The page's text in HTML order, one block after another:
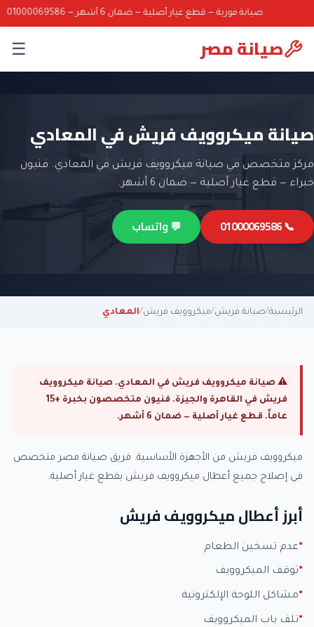
صيانة فورية — قطع غيار أصلية — ضمان 6 أشهر — 01000069586
صيانة مصر ☰
صيانة ميكروويف فريش في المعادي
مركز متخصص في صيانة ميكروويف فريش في المعادي. فنيون
خبراء — قطع غيار أصلية — ضمان 6 أشهر.
📞 01000069586 💬 واتساب
الرئيسية/صيانة فريش/ميكروويف فريش/المعادي
⚠ صيانة ميكروويف فريش في المعادي. صيانة ميكروويف
فريش في القاهرة والجيزة. فنيون متخصصون بخبرة +15
عاماً. قطع غيار أصلية — ضمان 6 أشهر.
ميكروويف فريش من الأجهزة الأساسية. فريق صيانة مصر متخصص
في إصلاح جميع أعطال ميكروويف فريش بقطع غيار أصلية.
أبرز أعطال ميكروويف فريش
عدم تسخين الطعام
توقف الميكروويف
مشاكل اللوحة الإلكترونية
تلف باب الميكروويف